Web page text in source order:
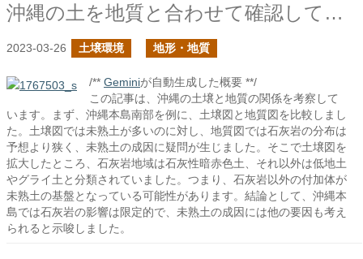
沖縄の土を地質と合わせて確認してみる
2023-03-26 土壌環境 地形・地質
/** Geminiが自動生成した概要 **/
この記事は、沖縄の土壌と地質の関係を考察して
います。まず、沖縄本島南部を例に、土壌図と地質図を比較しまし
た。土壌図では未熟土が多いのに対し、地質図では石灰岩の分布は
予想より狭く、未熟土の成因に疑問が生じました。そこで土壌図を
拡大したところ、石灰岩地域は石灰性暗赤色土、それ以外は低地土
やグライ土と分類されていました。つまり、石灰岩以外の付加体が
未熟土の基盤となっている可能性があります。結論として、沖縄本
島では石灰岩の影響は限定的で、未熟土の成因には他の要因も考え
られると示唆しました。